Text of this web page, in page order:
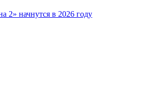
2» начнутся в 2026 году